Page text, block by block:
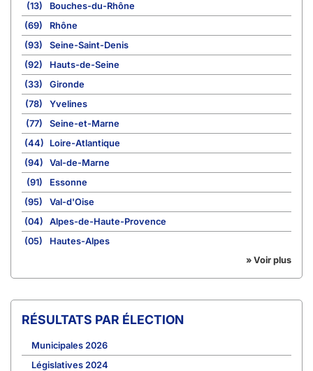
(13)
Bouches-du-Rhône
(69)
Rhône
(93)
Seine-Saint-Denis
(92)
Hauts-de-Seine
(33)
Gironde
(78)
Yvelines
(77)
Seine-et-Marne
(44)
Loire-Atlantique
(94)
Val-de-Marne
(91)
Essonne
(95)
Val-d'Oise
(04)
Alpes-de-Haute-Provence
(05)
Hautes-Alpes
» Voir plus
RÉSULTATS PAR ÉLECTION
Municipales 2026
Législatives 2024